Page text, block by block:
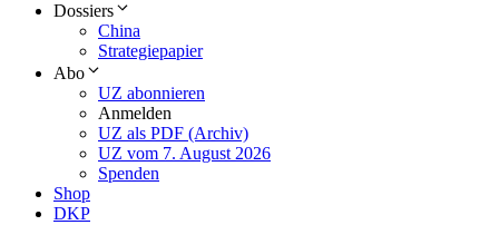
Dossiers
China
Strategiepapier
Abo
UZ abonnieren
Anmelden
UZ als PDF (Archiv)
UZ vom 7. August 2026
Spenden
Shop
DKP